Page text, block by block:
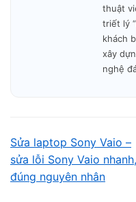
Vì sao
cũ tại Vi
thuật
triết lý
khách
xây
nghệ
Sửa laptop Sony Vaio –
sửa lỗi Sony Vaio nhanh,
đúng nguyên nhân